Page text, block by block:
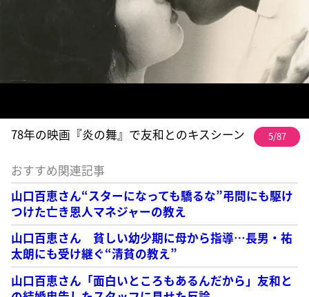
78年の映画『炎の舞』で友和とのキスシーン 5/87
おすすめ関連記事
山口百恵さん“スターになっても驕るな”弔問にも駆け
つけた亡き恩人マネジャーの教え
山口百恵さん 貧しい幼少期に母から指導…長男・祐
太朗にも受け継ぐ“清貧の教え”
山口百恵さん「面白いところもあるんだから」友和と